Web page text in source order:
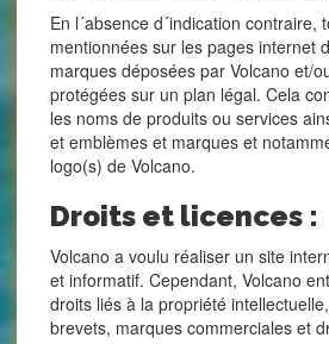
En l´absence d´indication contraire,
mentionnées sur les pages internet
marques déposées par Volcano et/
protégées sur un plan légal. Cela
les noms de produits ou services
et emblèmes et marques et
logo(s) de Volcano.
Droits et licences :
Volcano a voulu réaliser un site
et informatif. Cependant, Volcano
droits liés à la propriété
brevets, marques commerciales et